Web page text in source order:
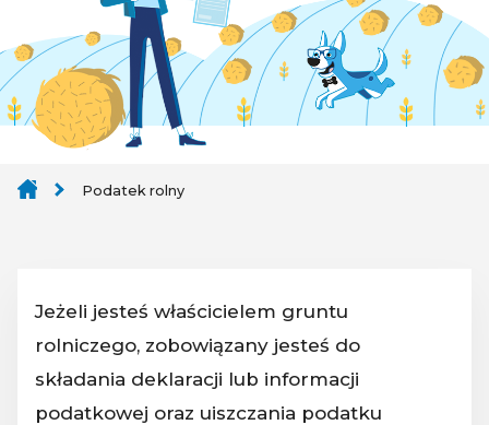
Podatek rolny
Jeżeli jesteś właścicielem gruntu
rolniczego, zobowiązany jesteś do
składania deklaracji lub informacji
podatkowej oraz uiszczania podatku